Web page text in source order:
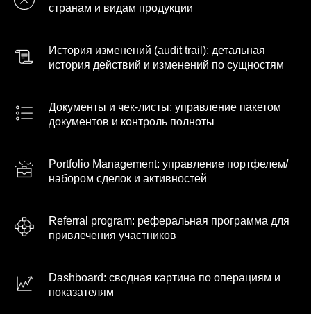
странам и видам продукции
История изменений (audit trail): детальная
история действий и изменений по сущностям
Документы и чек-листы: управление пакетом
документов и контроль полноты
Portfolio Management: управление портфелем/
набором сделок и активностей
Referral program: реферальная программа для
привлечения участников
Dashboard: сводная картина по операциям и
показателям